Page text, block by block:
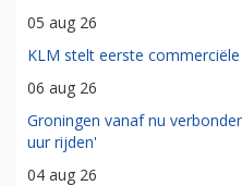
05 aug 26
KLM stelt eerste
06 aug 26
Groningen vanaf nu
uur rijden'
04 aug 26